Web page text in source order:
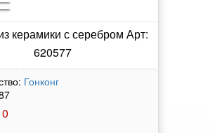
керамики с серебром Арт:
620577
Гонконг
0